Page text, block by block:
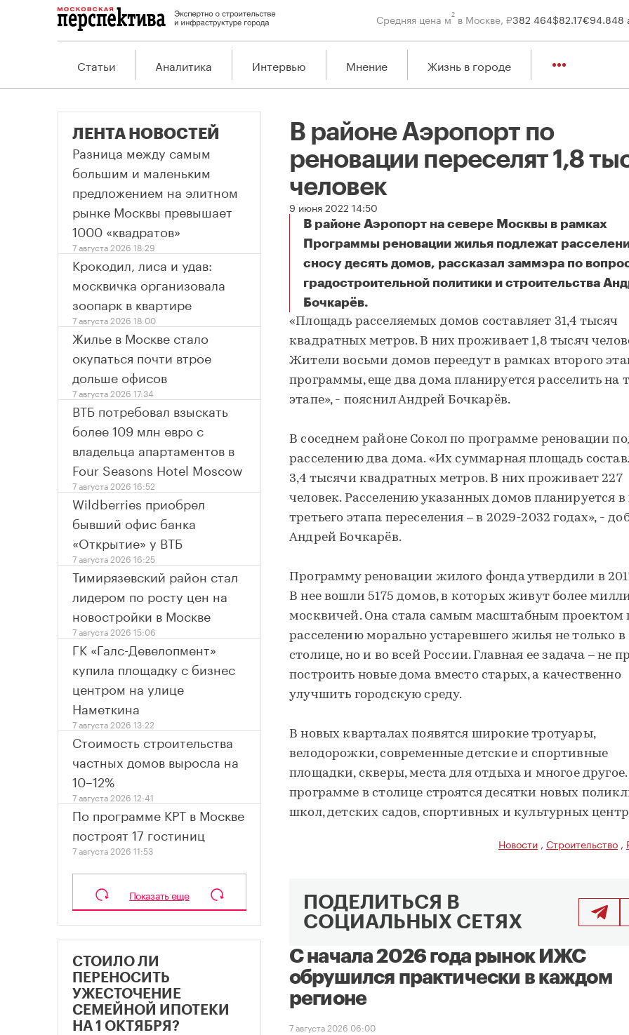
Средняя цена м2 в Москве, ₽382 464$82.17€94.848
Статьи Аналитика Интервью Мнение Жизнь в городе
В районе Аэропорт по
реновации переселят 1,8
человек
9 июня 2022 14:50
В районе Аэропорт на севере Москвы в рамках
Программы реновации жилья подлежат
сносу десять домов, рассказал заммэра по
градостроительной политики и строительства
Бочкарёв.
В районе Аэропорт по реновации переселят 1,8 тысяч человек
«Площадь расселяемых домов составляет 31,4 тысяч
квадратных метров. В них проживает 1,8 тысяч
Жители восьми домов переедут в рамках второго
программы, еще два дома планируется расселить на
этапе», - пояснил Андрей Бочкарёв.
В соседнем районе Сокол по программе реновации
расселению два дома. «Их суммарная площадь
3,4 тысячи квадратных метров. В них проживает 227
человек. Расселению указанных домов планируется в
третьего этапа переселения – в 2029-2032 годах», -
Андрей Бочкарёв.
Программу реновации жилого фонда утвердили в
В нее вошли 5175 домов, в которых живут более
москвичей. Она стала самым масштабным проектом
расселению морально устаревшего жилья не только в
столице, но и во всей России. Главная ее задача – не
построить новые дома вместо старых, а качественно
улучшить городскую среду.
В новых кварталах появятся широкие тротуары,
велодорожки, современные детские и спортивные
площадки, скверы, места для отдыха и многое
программе в столице строятся десятки новых
школ, детских садов, спортивных и культурных
Новости , Строительство ,
ПОДЕЛИТЬСЯ В
СОЦИАЛЬНЫХ СЕТЯХ
С начала 2026 года рынок ИЖС
обрушился практически в каждом
регионе
7 августа 2026 06:00
ЛЕНТА НОВОСТЕЙ
Разница между самым
большим и маленьким
предложением на элитном
рынке Москвы превышает
1000 «квадратов»
7 августа 2026 18:29
Крокодил, лиса и удав:
москвичка организовала
зоопарк в квартире
7 августа 2026 18:00
Жилье в Москве стало
окупаться почти втрое
дольше офисов
7 августа 2026 17:34
ВТБ потребовал взыскать
более 109 млн евро с
владельца апартаментов в
Four Seasons Hotel Moscow
7 августа 2026 16:52
Wildberries приобрел
бывший офис банка
«Открытие» у ВТБ
7 августа 2026 16:25
Тимирязевский район стал
лидером по росту цен на
новостройки в Москве
7 августа 2026 15:06
ГК «Галс-Девелопмент»
купила площадку с бизнес
центром на улице
Наметкина
7 августа 2026 13:22
Стоимость строительства
частных домов выросла на
10–12%
7 августа 2026 12:41
По программе КРТ в Москве
построят 17 гостиниц
7 августа 2026 11:53
Показать еще
СТОИЛО ЛИ
ПЕРЕНОСИТЬ
УЖЕСТОЧЕНИЕ
СЕМЕЙНОЙ ИПОТЕКИ
НА 1 ОКТЯБРЯ?